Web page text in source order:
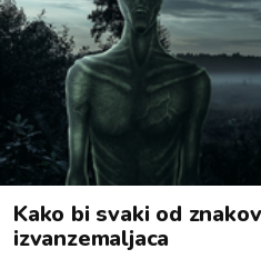
Kako bi svaki od
izvanzemaljaca